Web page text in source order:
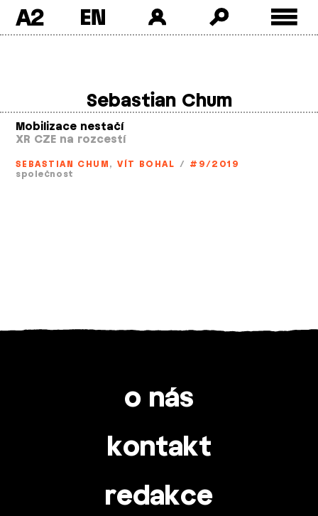
A2
Sebastian Chum
Mobilizace nestačí
XR CZE na rozcestí
SEBASTIAN CHUM, VÍT BOHAL / #9/2019
společnost
o nás
kontakt
redakce